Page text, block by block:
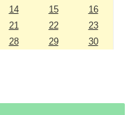
14 15
16
21 22
23
28 29 30